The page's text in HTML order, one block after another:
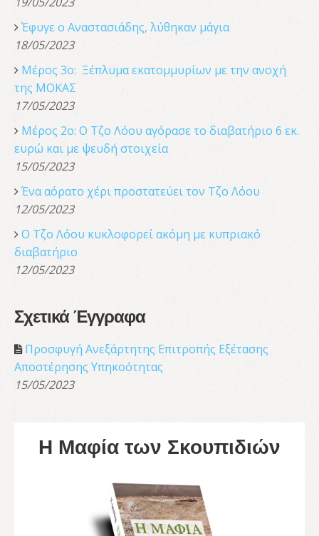
Έφυγε ο Αναστασιάδης, λύθηκαν μάγια
18/05/2023
Μέρος 3ο: Ξέπλυμα εκατομμυρίων με την ανοχή
της ΜΟΚΑΣ
17/05/2023
Μέρος 2ο: Ο Τζο Λόου αγόρασε το διαβατήριο 6 εκ.
ευρώ και με ψευδή στοιχεία
15/05/2023
Ένα αόρατο χέρι προστατεύει τον Τζο Λόου
12/05/2023
Ο Τζο Λόου κυκλοφορεί ακόμη με κυπριακό
διαβατήριο
12/05/2023
Σχετικά Έγγραφα
Προσφυγή Ανεξάρτητης Επιτροπής Εξέτασης
Αποστέρησης Υπηκοότητας
15/05/2023
Η Μαφία των Σκουπιδιών